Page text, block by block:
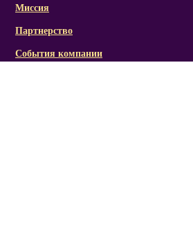
Миссия
Партнерство
События компании